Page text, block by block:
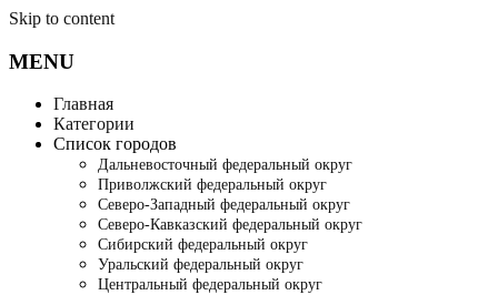
Skip to content
MENU
Главная
Категории
Список городов
Дальневосточный федеральный округ
Приволжский федеральный округ
Северо-Западный федеральный округ
Северо-Кавказский федеральный округ
Сибирский федеральный округ
Уральский федеральный округ
Центральный федеральный округ